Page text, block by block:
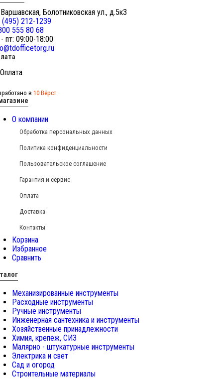
Болотниковская ул., д.5к3
(495) 212-1239
555 80 68
пт: 09:00-18:00
в 10 Вёрст
О компании
Обработка персональных данных
Политика конфиденциальности
Пользовательское соглашение
Гарантия и сервис
Оплата
Доставка
Контакты
Корзина
Избранное
Сравнить
Механизированные инструменты
Расходные инструменты
Ручные инструменты
Инженерная сантехника и инструменты
Хозяйственные принадлежности
Химия, крепеж, СИЗ
Малярно - штукатурные инструменты
Электрика и свет
Сад и огород
Строительные материалы